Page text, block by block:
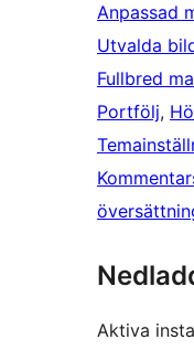
Anpassad
Utvalda
Fullbred
Portfölj,
Aktiva